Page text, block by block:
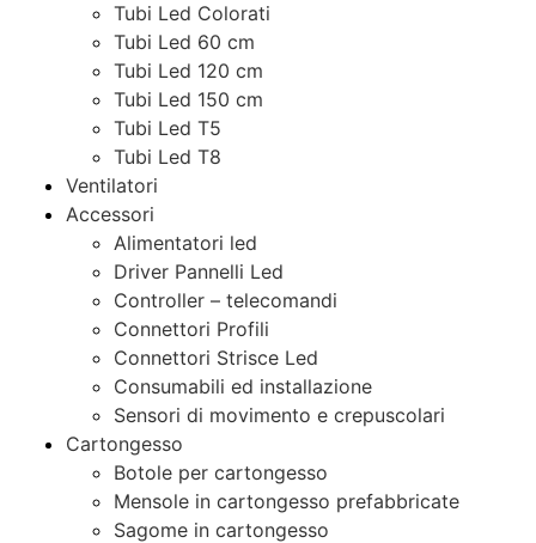
Tubi Led Colorati
Tubi Led 60 cm
Tubi Led 120 cm
Tubi Led 150 cm
Tubi Led T5
Tubi Led T8
Ventilatori
Accessori
Alimentatori led
Driver Pannelli Led
Controller – telecomandi
Connettori Profili
Connettori Strisce Led
Consumabili ed installazione
Sensori di movimento e crepuscolari
Cartongesso
Botole per cartongesso
Mensole in cartongesso prefabbricate
Sagome in cartongesso